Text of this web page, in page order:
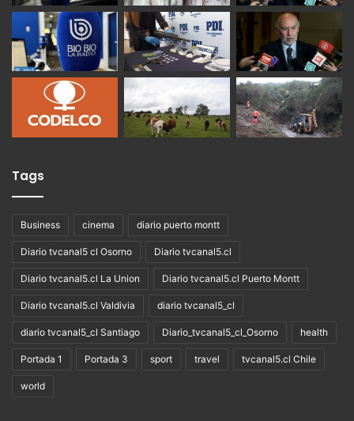
Tags
Business cinema diario puerto montt
Diario tvcanal5 cl Osorno Diario tvcanal5.cl
Diario tvcanal5.cl La Union Diario tvcanal5.cl Puerto Montt
Diario tvcanal5.cl Valdivia diario tvcanal5_cl
diario tvcanal5_cl Santiago Diario_tvcanal5_cl_Osorno health
Portada 1 Portada 3 sport travel tvcanal5.cl Chile
world